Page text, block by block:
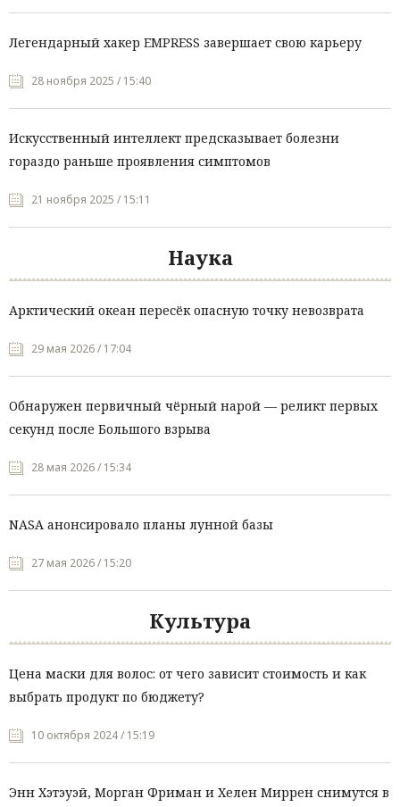
Легендарный хакер EMPRESS завершает свою карьеру
28 ноября 2025 / 15:40
Искусственный интеллект предсказывает болезни
гораздо раньше проявления симптомов
21 ноября 2025 / 15:11
Наука
Арктический океан пересёк опасную точку невозврата
29 мая 2026 / 17:04
Обнаружен первичный чёрный нарой — реликт первых
секунд после Большого взрыва
28 мая 2026 / 15:34
NASA анонсировало планы лунной базы
27 мая 2026 / 15:20
Культура
Цена маски для волос: от чего зависит стоимость и как
выбрать продукт по бюджету?
10 октября 2024 / 15:19
Энн Хэтэуэй, Морган Фриман и Хелен Миррен снимутся в